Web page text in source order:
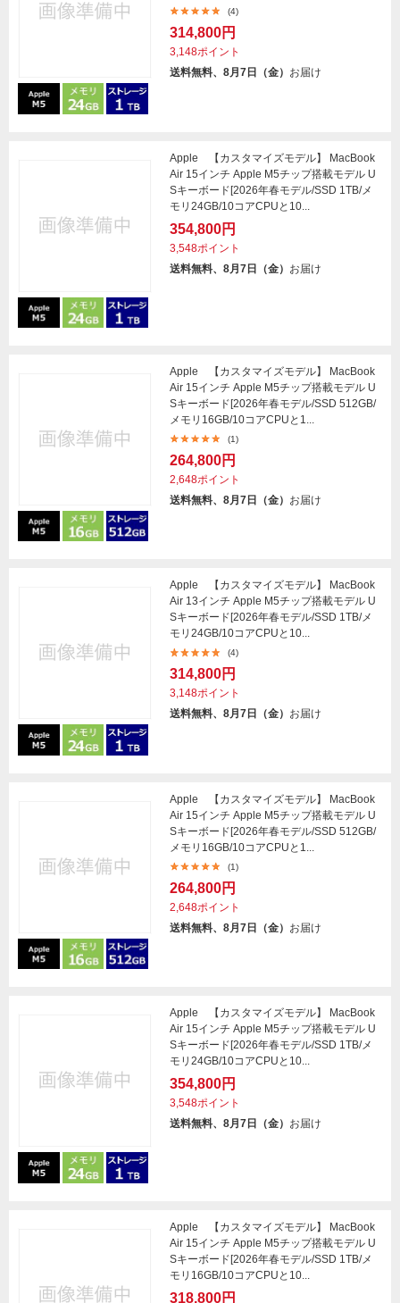
(4)
314,800円
3,148ポイント
送料無料、8月7日（金） お届け
Apple 【カスタマイズモデル】 MacBook
Air 15インチ Apple M5チップ搭載モデル U
Sキーボード[2026年春モデル/SSD 1TB/メ
モリ24GB/10コアCPUと10...
354,800円
3,548ポイント
送料無料、8月7日（金） お届け
Apple 【カスタマイズモデル】 MacBook
Air 15インチ Apple M5チップ搭載モデル U
Sキーボード[2026年春モデル/SSD 512GB/
メモリ16GB/10コアCPUと1...
(1)
264,800円
2,648ポイント
送料無料、8月7日（金） お届け
Apple 【カスタマイズモデル】 MacBook
Air 13インチ Apple M5チップ搭載モデル U
Sキーボード[2026年春モデル/SSD 1TB/メ
モリ24GB/10コアCPUと10...
(4)
314,800円
3,148ポイント
送料無料、8月7日（金） お届け
Apple 【カスタマイズモデル】 MacBook
Air 15インチ Apple M5チップ搭載モデル U
Sキーボード[2026年春モデル/SSD 512GB/
メモリ16GB/10コアCPUと1...
(1)
264,800円
2,648ポイント
送料無料、8月7日（金） お届け
Apple 【カスタマイズモデル】 MacBook
Air 15インチ Apple M5チップ搭載モデル U
Sキーボード[2026年春モデル/SSD 1TB/メ
モリ24GB/10コアCPUと10...
354,800円
3,548ポイント
送料無料、8月7日（金） お届け
Apple 【カスタマイズモデル】 MacBook
Air 15インチ Apple M5チップ搭載モデル U
Sキーボード[2026年春モデル/SSD 1TB/メ
モリ16GB/10コアCPUと10...
318,800円